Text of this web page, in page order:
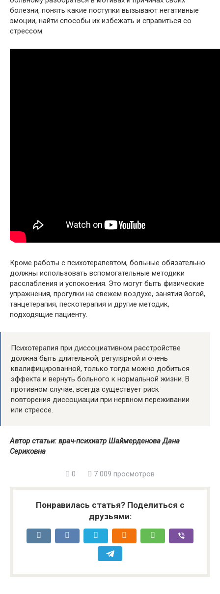
болезни, понять какие поступки вызывают негативные
эмоции, найти способы их избежать и справиться со
стрессом.
Кроме работы с психотерапевтом, больные обязательно
должны использовать вспомогательные методики
расслабления и успокоения. Это могут быть физические
упражнения, прогулки на свежем воздухе, занятия йогой,
танцетерапия, пескотерапия и другие методик,
подходящие пациенту.
Психотерапия при диссоциативном расстройстве
должна быть длительной, регулярной и очень
квалифицированной, только тогда можно добиться
эффекта и вернуть больного к нормальной жизни. В
противном случае, всегда существует риск
повторения диссоциации при нервном переживании
или стрессе.
Автор статьи: врач-психиатр Шаймерденова Дана
Сериковна
0 7 009 просмотров
Понравилась статья? Поделиться с
друзьями: